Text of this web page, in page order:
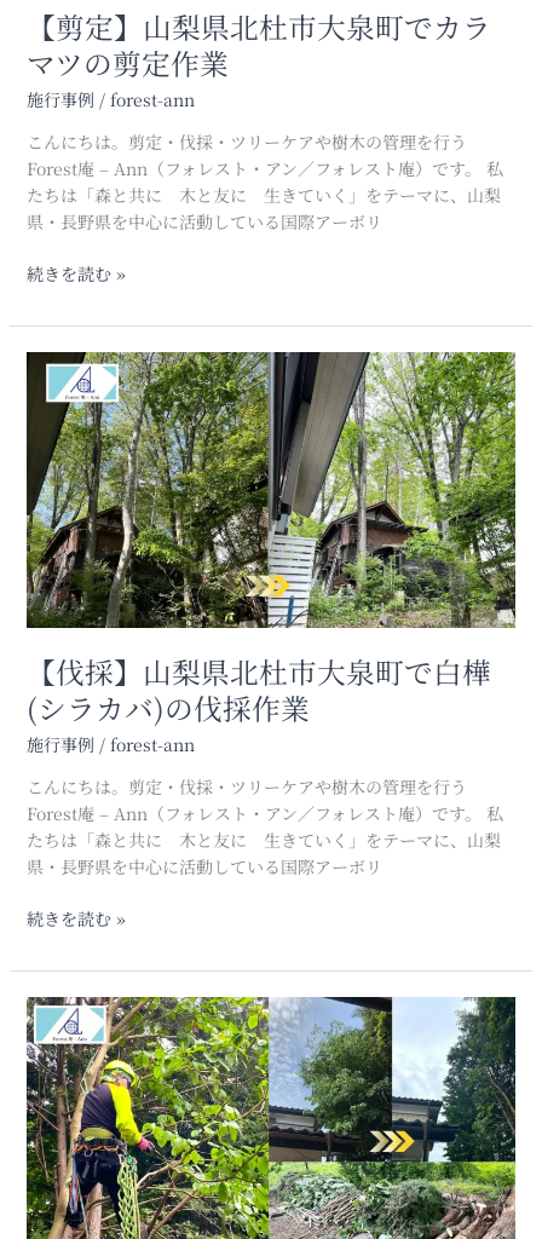
【剪定】山梨県北杜市大泉町でカラ
マツの剪定作業
施行事例 / forest-ann
こんにちは。剪定・伐採・ツリーケアや樹木の管理を行う
Forest庵 – Ann（フォレスト・アン／フォレスト庵）です。 私
たちは「森と共に 木と友に 生きていく」をテーマに、山梨
県・長野県を中心に活動している国際アーボリ
ラ
マ
の
剪
定
作
続きを読む »
【伐採】山梨県北杜市大泉町で白樺
(シラカバ)の伐採作業
施行事例 / forest-ann
こんにちは。剪定・伐採・ツリーケアや樹木の管理を行う
Forest庵 – Ann（フォレスト・アン／フォレスト庵）です。 私
たちは「森と共に 木と友に 生きていく」をテーマに、山梨
県・長野県を中心に活動している国際アーボリ
【伐
採】
北
杜
市
大
泉
町
樺
(シ
カ
バ)
の
伐
作
続きを読む »
【伐
採・
剪
定】
山
梨
県
北
杜